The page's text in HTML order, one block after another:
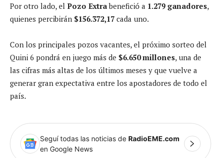
Por otro lado, el Pozo Extrabenefició a 1.279 ganadores,
quienes percibirán $156.372,17 cada uno.
Con los principales pozos vacantes, el próximo sorteo del
Quini 6 pondrá en juego más de $6.650 millones, una de
las cifras más altas de los últimos meses y que vuelve a
generar gran expectativa entre los apostadores de todo el
país.
Seguí todas las noticias de RadioEME.com
en Google News